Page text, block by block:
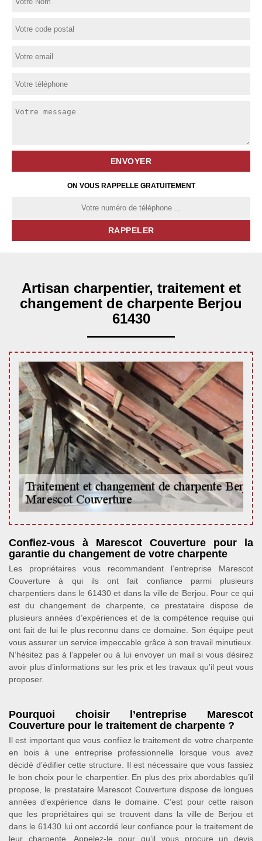
ON VOUS RAPPELLE GRATUITEMENT
Artisan charpentier, traitement et
changement de charpente Berjou
61430
Confiez-vous à Marescot Couverture pour la
garantie du changement de votre charpente
Les propriétaires vous recommandent l’entreprise Marescot
Couverture à qui ils ont fait confiance parmi plusieurs
charpentiers dans le 61430 et dans la ville de Berjou. Pour ce qui
est du changement de charpente, ce prestataire dispose de
plusieurs années d’expériences et de la compétence requise qui
ont fait de lui le plus reconnu dans ce domaine. Son équipe peut
vous assurer un service impeccable grâce à son travail minutieux.
N’hésitez pas à l’appeler ou à lui envoyer un mail si vous désirez
avoir plus d’informations sur les prix et les travaux qu’il peut vous
proposer.
Pourquoi choisir l’entreprise Marescot
Couverture pour le traitement de charpente ?
Il est important que vous confiiez le traitement de votre charpente
en bois à une entreprise professionnelle lorsque vous avez
décidé d’édifier cette structure. Il est nécessaire que vous fassiez
le bon choix pour le charpentier. En plus des prix abordables qu’il
propose, le prestataire Marescot Couverture dispose de longues
années d’expérience dans le domaine. C’est pour cette raison
que les propriétaires qui se trouvent dans la ville de Berjou et
dans le 61430 lui ont accordé leur confiance pour le traitement de
leur charpente. Appelez-le pour qu’il vous procure un devis